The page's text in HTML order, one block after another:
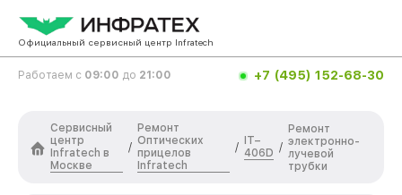
Официальный сервисный центр Infratech
Работаем с 09:00 до 21:00 +7 (495) 152-68-30
Сервисный
центр
Infratech в
Москве
/
Ремонт
Оптических
прицелов
Infratech
/
IT–
406D /
Ремонт
электронно-
лучевой
трубки